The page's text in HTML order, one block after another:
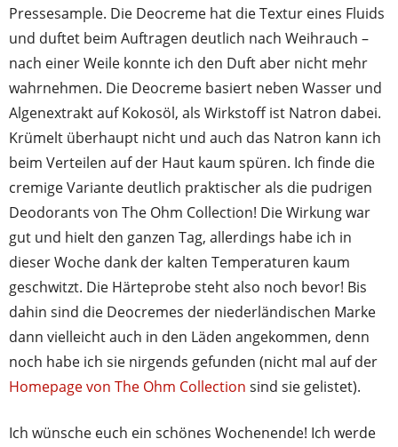
Pressesample. Die Deocreme hat die Textur eines Fluids
und duftet beim Auftragen deutlich nach Weihrauch –
nach einer Weile konnte ich den Duft aber nicht mehr
wahrnehmen. Die Deocreme basiert neben Wasser und
Algenextrakt auf Kokosöl, als Wirkstoff ist Natron dabei.
Krümelt überhaupt nicht und auch das Natron kann ich
beim Verteilen auf der Haut kaum spüren. Ich finde die
cremige Variante deutlich praktischer als die pudrigen
Deodorants von The Ohm Collection! Die Wirkung war
gut und hielt den ganzen Tag, allerdings habe ich in
dieser Woche dank der kalten Temperaturen kaum
geschwitzt. Die Härteprobe steht also noch bevor! Bis
dahin sind die Deocremes der niederländischen Marke
dann vielleicht auch in den Läden angekommen, denn
noch habe ich sie nirgends gefunden (nicht mal auf der
Homepage von The Ohm Collection sind sie gelistet).
Ich wünsche euch ein schönes Wochenende! Ich werde